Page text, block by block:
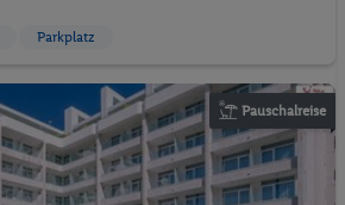
Parkplatz
Pauschalreise